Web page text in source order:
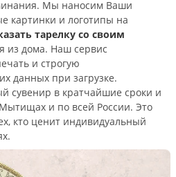
Мы наносим Ваши
картинки и логотипы на
тарелку со своим
из дома. Наш сервис
и строгую
данных при загрузке.
сувенир в кратчайшие сроки и
и по всей России. Это
кто ценит индивидуальный